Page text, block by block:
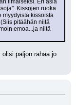
ilmaiseksi. Eri asia
Kissojen ruoka
myydyistä kissoista
pitäähän niitä
emoa...ja niitä
paljon rahaa jo